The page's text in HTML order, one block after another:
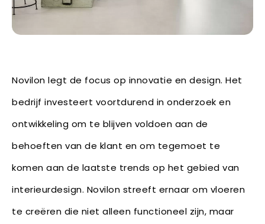
Novilon legt de focus op innovatie en design. Het
bedrijf investeert voortdurend in onderzoek en
ontwikkeling om te blijven voldoen aan de
behoeften van de klant en om tegemoet te
komen aan de laatste trends op het gebied van
interieurdesign. Novilon streeft ernaar om vloeren
te creëren die niet alleen functioneel zijn, maar